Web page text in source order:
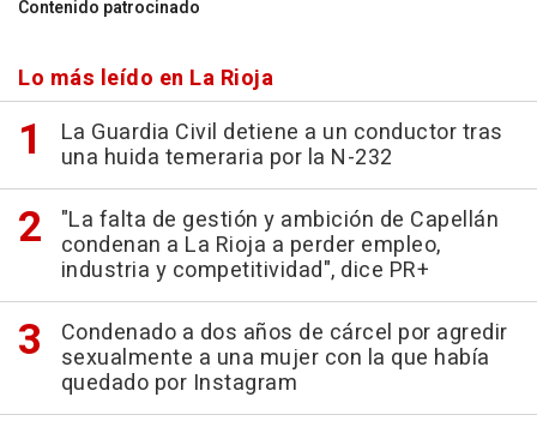
Contenido patrocinado
Lo más leído en La Rioja
La Guardia Civil detiene a un conductor tras
una huida temeraria por la N-232
"La falta de gestión y ambición de Capellán
condenan a La Rioja a perder empleo,
industria y competitividad", dice PR+
Condenado a dos años de cárcel por agredir
sexualmente a una mujer con la que había
quedado por Instagram